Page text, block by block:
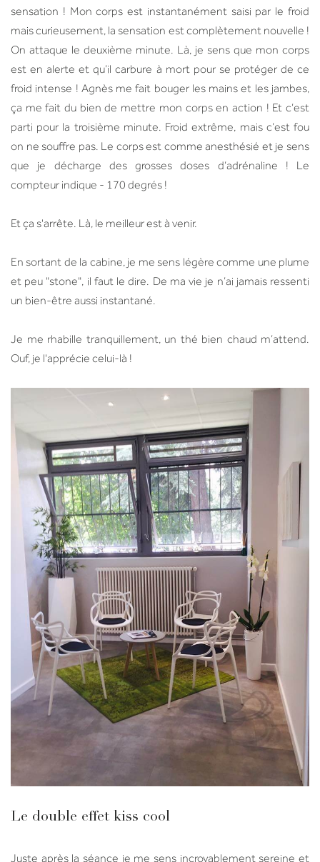
sensation ! Mon corps est instantanément saisi par le froid
mais curieusement, la sensation est complètement nouvelle !
On attaque le deuxième minute. Là, je sens que mon corps
est en alerte et qu’il carbure à mort pour se protéger de ce
froid intense ! Agnès me fait bouger les mains et les jambes,
ça me fait du bien de mettre mon corps en action ! Et c’est
parti pour la troisième minute. Froid extrême, mais c’est fou
on ne souffre pas. Le corps est comme anesthésié et je sens
que je décharge des grosses doses d’adrénaline ! Le
compteur indique - 170 degrés !
Et ça s'arrête. Là, le meilleur est à venir.
En sortant de la cabine, je me sens légère comme une plume
et peu "stone", il faut le dire. De ma vie je n’ai jamais ressenti
un bien-être aussi instantané.
Je me rhabille tranquillement, un thé bien chaud m’attend.
Ouf, je l'apprécie celui-là !
Le double effet kiss cool
Juste après la séance je me sens incroyablement sereine et